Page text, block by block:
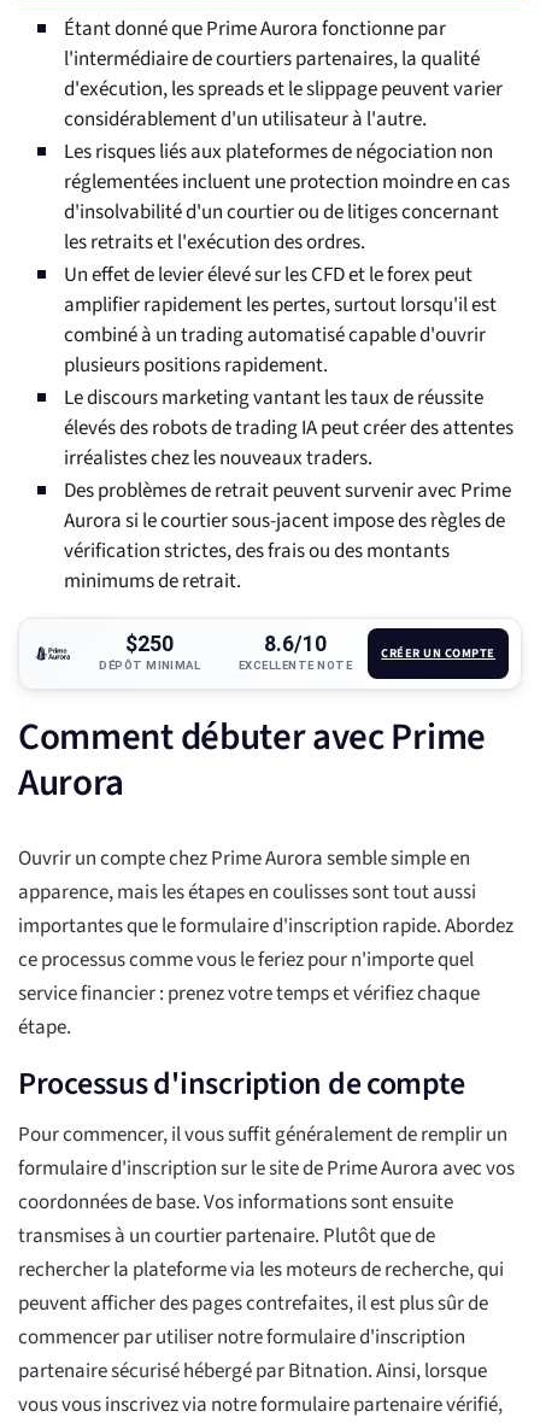
Étant donné que Prime Aurora fonctionne par
l'intermédiaire de courtiers partenaires, la qualité
d'exécution, les spreads et le slippage peuvent varier
considérablement d'un utilisateur à l'autre.
Les risques liés aux plateformes de négociation non
réglementées incluent une protection moindre en cas
d'insolvabilité d'un courtier ou de litiges concernant
les retraits et l'exécution des ordres.
Un effet de levier élevé sur les CFD et le forex peut
amplifier rapidement les pertes, surtout lorsqu'il est
combiné à un trading automatisé capable d'ouvrir
plusieurs positions rapidement.
Le discours marketing vantant les taux de réussite
élevés des robots de trading IA peut créer des attentes
irréalistes chez les nouveaux traders.
Des problèmes de retrait peuvent survenir avec Prime
Aurora si le courtier sous-jacent impose des règles de
vérification strictes, des frais ou des montants
minimums de retrait.
$250
DÉPÔT MINIMAL
8.6/10
EXCELLENTE NOTE
CRÉER UN COMPTE
Comment débuter avec Prime
Aurora
Ouvrir un compte chez Prime Aurora semble simple en
apparence, mais les étapes en coulisses sont tout aussi
importantes que le formulaire d'inscription rapide. Abordez
ce processus comme vous le feriez pour n'importe quel
service financier : prenez votre temps et vérifiez chaque
étape.
Processus d'inscription de compte
Pour commencer, il vous suffit généralement de remplir un
formulaire d'inscription sur le site de Prime Aurora avec vos
coordonnées de base. Vos informations sont ensuite
transmises à un courtier partenaire. Plutôt que de
rechercher la plateforme via les moteurs de recherche, qui
peuvent afficher des pages contrefaites, il est plus sûr de
commencer par utiliser notre formulaire d'inscription
partenaire sécurisé hébergé par Bitnation. Ainsi, lorsque
vous vous inscrivez via notre formulaire partenaire vérifié,